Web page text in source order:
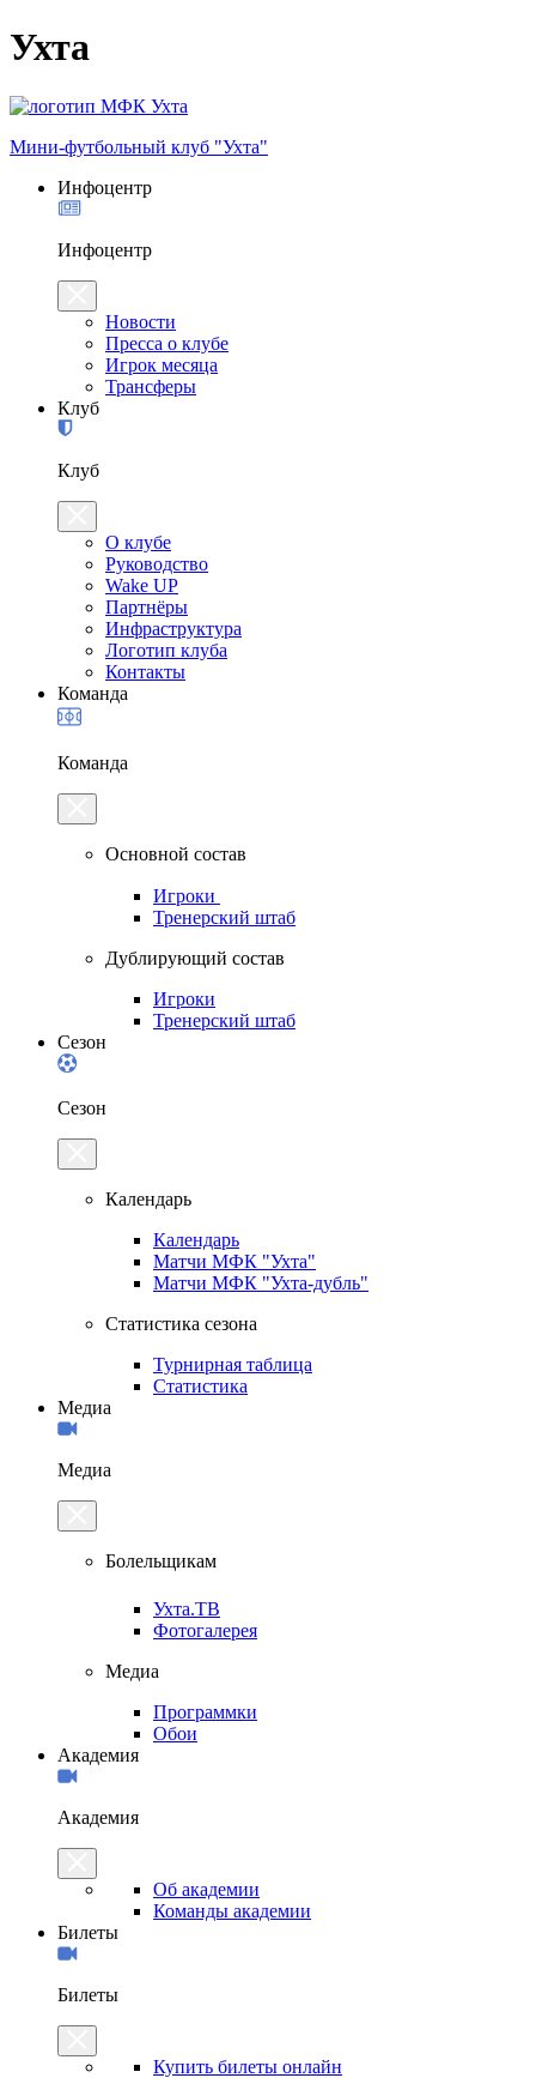
Ухта
Мини-футбольный клуб "Ухта"
Инфоцентр
Инфоцентр
Новости
Пресса о клубе
Игрок месяца
Трансферы
Клуб
Клуб
О клубе
Руководство
Wake UP
Партнёры
Инфраструктура
Логотип клуба
Контакты
Команда
Команда
Основной состав
Игроки
Тренерский штаб
Дублирующий состав
Игроки
Тренерский штаб
Сезон
Сезон
Календарь
Календарь
Матчи МФК "Ухта"
Матчи МФК "Ухта-дубль"
Статистика сезона
Турнирная таблица
Статистика
Медиа
Медиа
Болельщикам
Ухта.ТВ
Фотогалерея
Медиа
Программки
Обои
Академия
Академия
Об академии
Команды академии
Билеты
Билеты
Купить билеты онлайн